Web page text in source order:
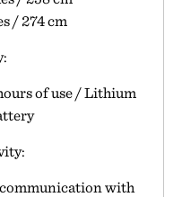
/ 274 cm
of use / Lithium
with